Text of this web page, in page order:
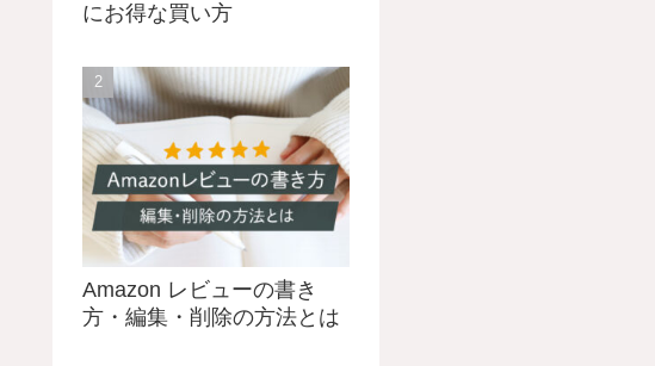
にお得な買い方
Amazon レビューの書き
方・編集・削除の方法とは